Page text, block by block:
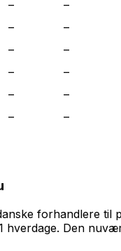
– –
– –
– –
– –
– –
– –
forhandlere
hverdage. Den